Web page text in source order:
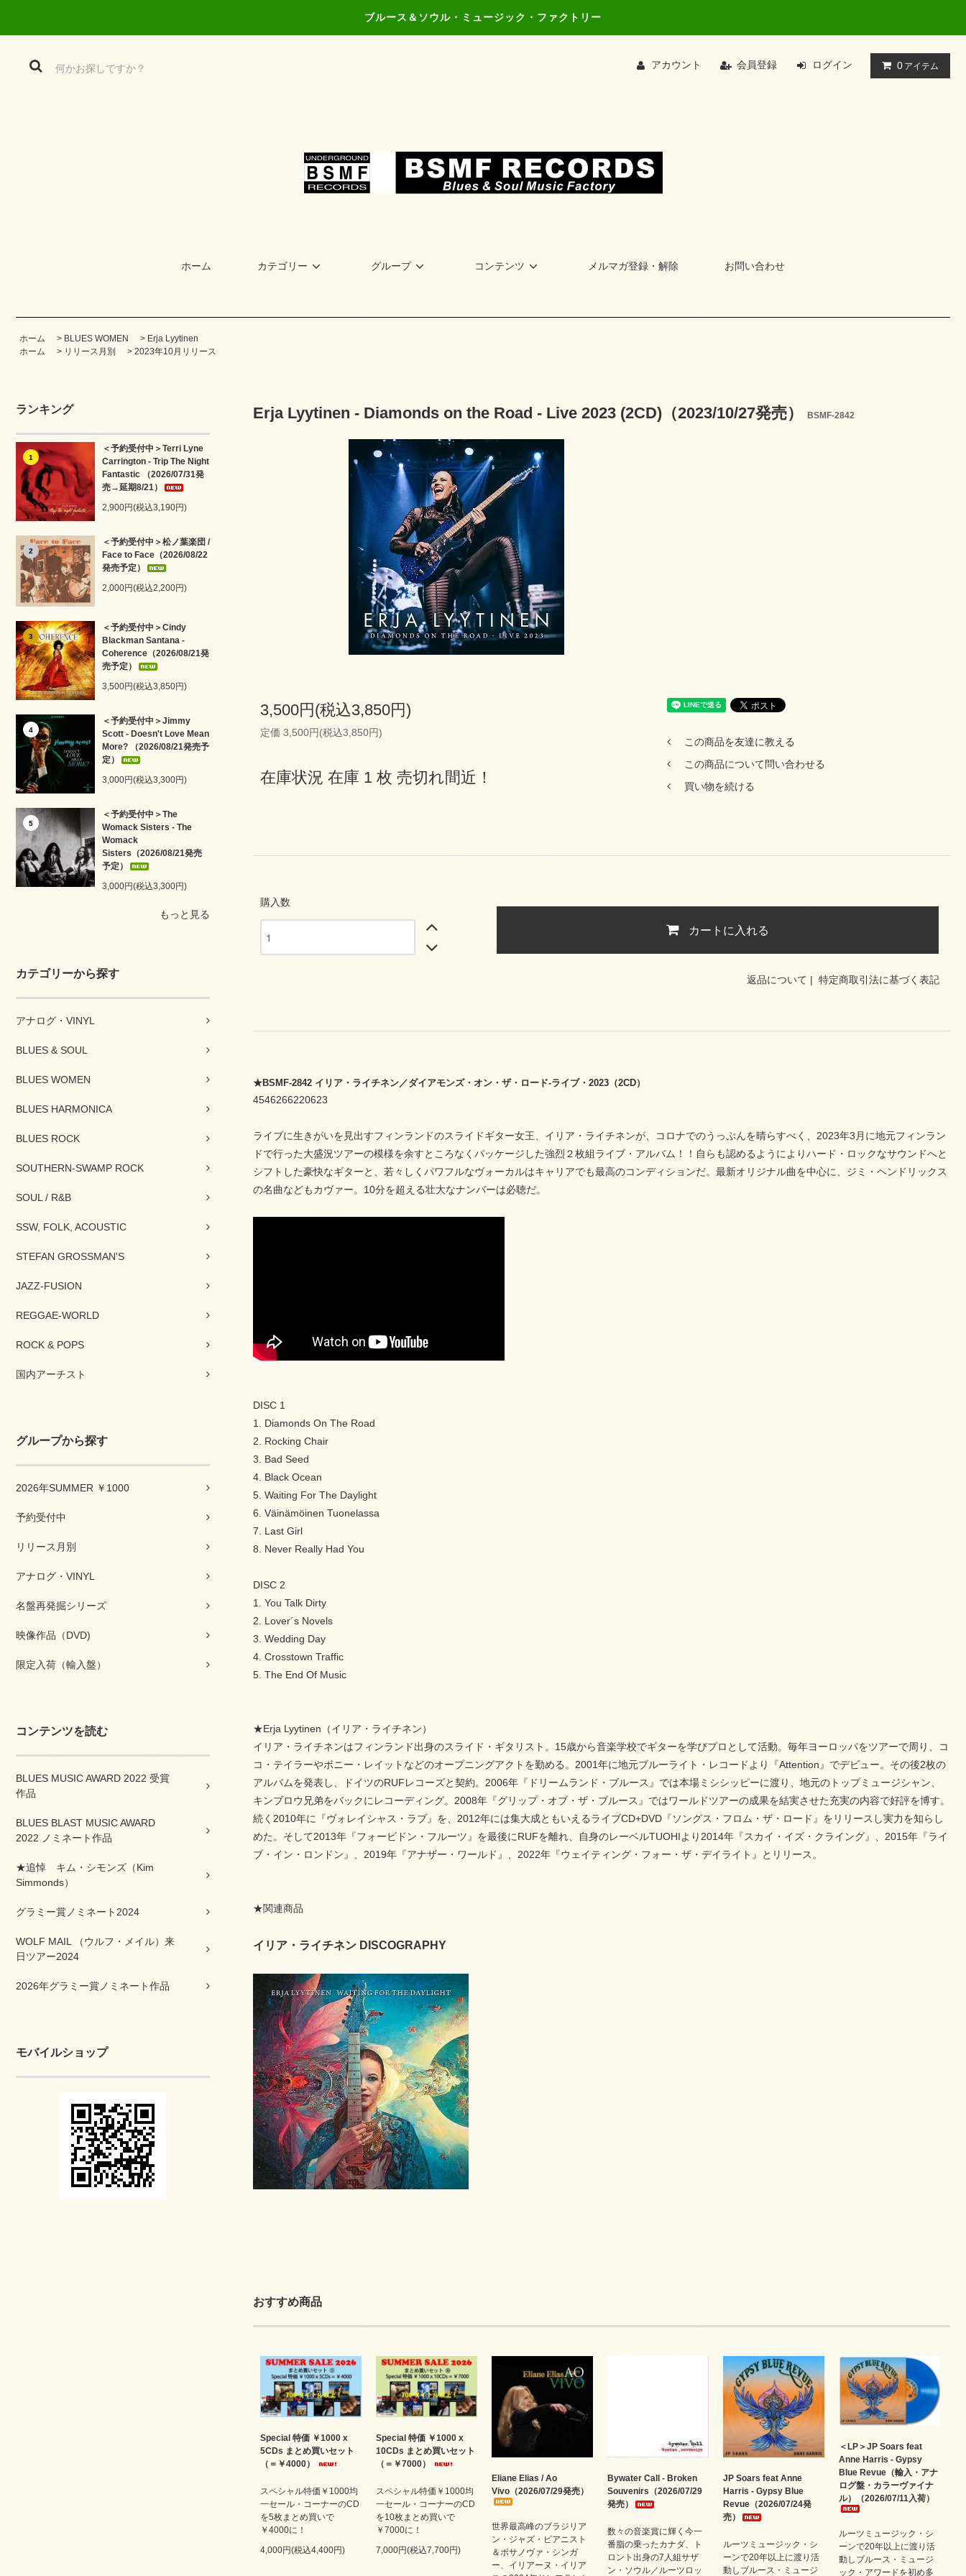
ブルース＆ソウル・ミュージック・ファクトリー
アカウント 会員登録 ログイン 0 アイテム
ホーム カテゴリー グループ コンテンツ メルマガ登録・解除 お問い合わせ
ホーム > BLUES WOMEN > Erja Lyytinen
ホーム
> リリース月別 > 2023年10月リリース
ランキング
1
＜予約受付中＞Terri Lyne
Carrington - Trip The Night
Fantastic （2026/07/31発
売→延期8/21）
2,900円(税込3,190円)
2
＜予約受付中＞松ノ葉楽団 /
Face to Face（2026/08/22
発売予定）
2,000円(税込2,200円)
3
＜予約受付中＞Cindy
Blackman Santana -
Coherence（2026/08/21発
売予定）
3,500円(税込3,850円)
4
＜予約受付中＞Jimmy
Scott - Doesn't Love Mean
More? （2026/08/21発売予
定）
3,000円(税込3,300円)
5
＜予約受付中＞The
Womack Sisters - The
Womack
Sisters（2026/08/21発売
予定）
3,000円(税込3,300円)
もっと見る
カテゴリーから探す
アナログ・VINYL
BLUES & SOUL
BLUES WOMEN
BLUES HARMONICA
BLUES ROCK
SOUTHERN-SWAMP ROCK
SOUL / R&B
SSW, FOLK, ACOUSTIC
STEFAN GROSSMAN'S
JAZZ-FUSION
REGGAE-WORLD
ROCK & POPS
国内アーチスト
グループから探す
2026年SUMMER ￥1000
予約受付中
リリース月別
アナログ・VINYL
名盤再発掘シリーズ
映像作品（DVD)
限定入荷（輸入盤）
コンテンツを読む
BLUES MUSIC AWARD 2022 受賞
作品
BLUES BLAST MUSIC AWARD
2022 ノミネート作品
★追悼 キム・シモンズ（Kim
Simmonds）
グラミー賞ノミネート2024
WOLF MAIL （ウルフ・メイル）来
日ツアー2024
2026年グラミー賞ノミネート作品
モバイルショップ
Erja Lyytinen - Diamonds on the Road - Live 2023 (2CD)（2023/10/27発売） BSMF-2842
3,500円(税込3,850円)
定価 3,500円(税込3,850円)
在庫状況 在庫 1 枚 売切れ間近！
この商品を友達に教える
この商品について問い合わせる
買い物を続ける
購入数
カートに入れる
返品について | 特定商取引法に基づく表記
★BSMF-2842 イリア・ライチネン／ダイアモンズ・オン・ザ・ロード‐ライブ・2023（2CD）
4546266220623
ライブに生きがいを見出すフィンランドのスライドギター女王、イリア・ライチネンが、コロナでのうっぷんを晴らすべく、2023年3月に地元フィンラン
ドで行った大盛況ツアーの模様を余すところなくパッケージした強烈２枚組ライブ・アルバム！！自らも認めるようによりハード・ロックなサウンドへと
シフトした豪快なギターと、若々しくパワフルなヴォーカルはキャリアでも最高のコンディションだ。最新オリジナル曲を中心に、ジミ・ヘンドリックス
の名曲などもカヴァー。10分を超える壮大なナンバーは必聴だ。
DISC 1
1. Diamonds On The Road
2. Rocking Chair
3. Bad Seed
4. Black Ocean
5. Waiting For The Daylight
6. Väinämöinen Tuonelassa
7. Last Girl
8. Never Really Had You
DISC 2
1. You Talk Dirty
2. Lover´s Novels
3. Wedding Day
4. Crosstown Traffic
5. The End Of Music
★Erja Lyytinen（イリア・ライチネン）
イリア・ライチネンはフィンランド出身のスライド・ギタリスト。15歳から音楽学校でギターを学びプロとして活動。毎年ヨーロッパをツアーで周り、コ
コ・テイラーやボニー・レイットなどのオープニングアクトを勤める。2001年に地元ブルーライト・レコードより『Attention』でデビュー。その後2枚の
アルバムを発表し、ドイツのRUFレコーズと契約。2006年『ドリームランド・ブルース』では本場ミシシッピーに渡り、地元のトップミュージシャン、
キンブロウ兄弟をバックにレコーディング。2008年『グリップ・オブ・ザ・ブルース』ではワールドツアーの成果を結実させた充実の内容で好評を博す。
続く2010年に『ヴォレイシャス・ラブ』を、2012年には集大成ともいえるライブCD+DVD『ソングス・フロム・ザ・ロード』をリリースし実力を知らし
めた。そして2013年『フォービドン・フルーツ』を最後にRUFを離れ、自身のレーベルTUOHIより2014年『スカイ・イズ・クライング』、2015年『ライ
ブ・イン・ロンドン』、2019年『アナザー・ワールド』、2022年『ウェイティング・フォー・ザ・デイライト』とリリース。
★関連商品
イリア・ライチネン DISCOGRAPHY
おすすめ商品
Special 特価 ￥1000 x
5CDs まとめ買いセット
（＝￥4000）
スペシャル特価￥1000均
一セール・コーナーのCD
を5枚まとめ買いで
￥4000に！
4,000円(税込4,400円)
Special 特価 ￥1000 x
10CDs まとめ買いセット
（＝￥7000）
スペシャル特価￥1000均
一セール・コーナーのCD
を10枚まとめ買いで
￥7000に！
7,000円(税込7,700円)
Eliane Elias / Ao
Vivo（2026/07/29発売）
世界最高峰のブラジリア
ン・ジャズ・ピアニスト
＆ボサノヴァ・シンガ
ー、イリアーヌ・イリア
Bywater Call - Broken
Souvenirs（2026/07/29
発売）
数々の音楽賞に輝く今一
番脂の乗ったカナダ、ト
ロント出身の7人組サザ
ン・ソウル／ルーツロッ
JP Soars feat Anne
Harris - Gypsy Blue
Revue（2026/07/24発
売）
ルーツミュージック・シ
ーンで20年以上に渡り活
動しブルース・ミュージ
＜LP＞JP Soars feat
Anne Harris - Gypsy
Blue Revue（輸入・アナ
ログ盤・カラーヴァイナ
ル）（2026/07/11入荷）
ルーツミュージック・シ
ーンで20年以上に渡り活
動しブルース・ミュージ
ック・アワードを初め多